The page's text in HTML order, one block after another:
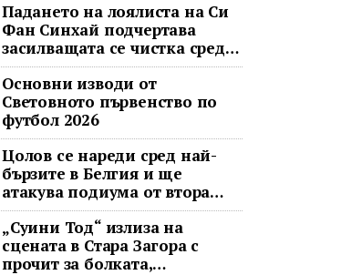
Падането на лоялиста на Си
Фан Синхай подчертава
засилващата се чистка сред
финансовия елит на Китай
Основни изводи от
Световното първенство по
футбол 2026
Цолов се нареди сред най-
бързите в Белгия и ще
атакува подиума от втора
редица
„Суини Тод“ излиза на
сцената в Стара Загора с
прочит за болката,